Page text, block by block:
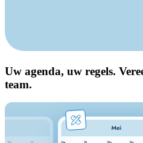
Uw agenda, uw regels.
team.